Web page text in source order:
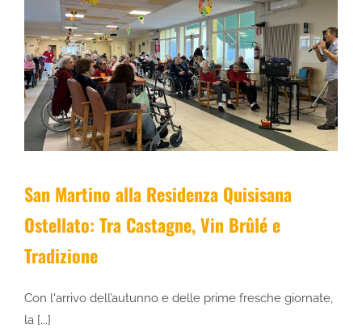
San Martino alla Residenza Quisisana
Ostellato: Tra Castagne, Vin Brûlé e
Tradizione
Con l'arrivo dell’autunno e delle prime fresche giornate,
la [...]